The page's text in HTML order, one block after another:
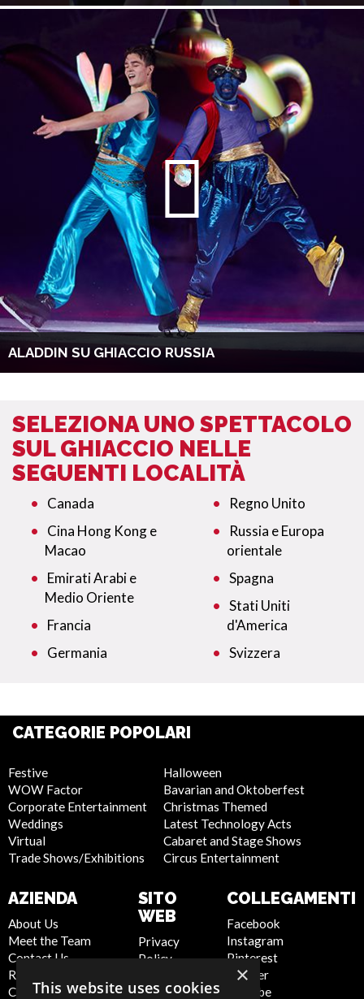
ALADDIN SU GHIACCIO RUSSIA
SELEZIONA UNO SPETTACOLO
SUL GHIACCIO NELLE
SEGUENTI LOCALITÀ
Canada
Cina Hong Kong e
Macao
Emirati Arabi e
Medio Oriente
Francia
Germania
Regno Unito
Russia e Europa
orientale
Spagna
Stati Uniti
d'America
Svizzera
CATEGORIE POPOLARI
Festive
WOW Factor
Corporate Entertainment
Weddings
Virtual
Trade Shows/Exhibitions
Halloween
Bavarian and Oktoberfest
Christmas Themed
Latest Technology Acts
Cabaret and Stage Shows
Circus Entertainment
AZIENDA
About Us
Meet the Team
Contact Us
Report Abuse
Compliance
SITO
WEB
Privacy
Policy
Policy
COLLEGAMENTI
Facebook
Instagram
Pinterest
Twitter
Youtube
×
This website uses cookies